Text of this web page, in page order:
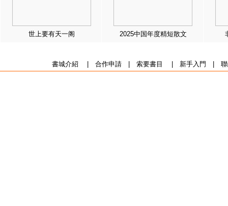
世上要有天一阁 2025中国年度精短散文
書城介紹 合作申請| 索要書目 新手入門